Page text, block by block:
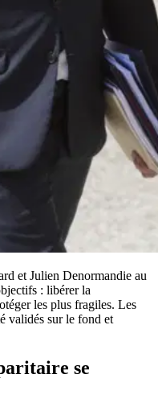
et Julien Denormandie au
: libérer la
les plus fragiles. Les
validés sur le fond et
se